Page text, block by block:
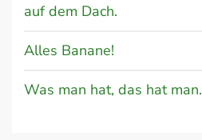
auf dem Dach.
Alles Banane!
Was man hat, das hat man.